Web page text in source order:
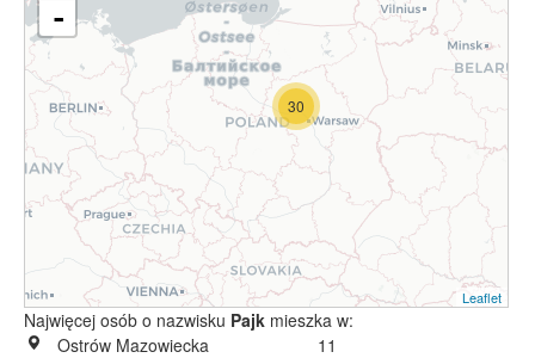
30
-
Leaflet
Najwięcej osób o nazwisku Pajk mieszka w:
Ostrów Mazowiecka
11